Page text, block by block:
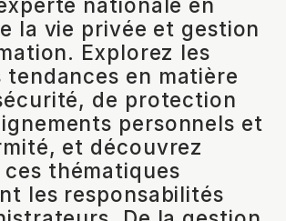
la vie privée et gestion
Explorez les
tendances en matière
de protection
personnels et
et découvrez
thématiques
les responsabilités